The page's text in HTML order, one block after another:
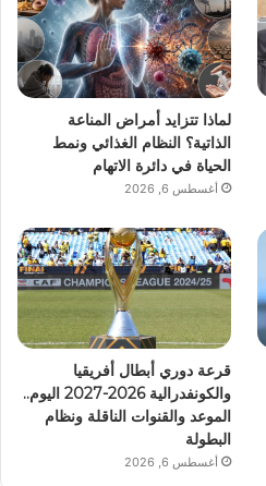
لماذا تتزايد أمراض المناعة
الذاتية؟ النظام الغذائي ونمط
الحياة في دائرة الاتهام
أغسطس 6, 2026
قرعة دوري أبطال أفريقيا
والكونفدرالية 2026-2027 اليوم..
الموعد والقنوات الناقلة ونظام
البطولة
أغسطس 6, 2026